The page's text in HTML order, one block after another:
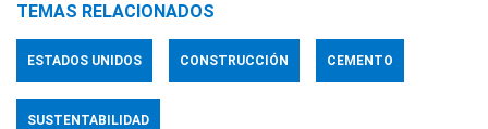
TEMAS RELACIONADOS
ESTADOS UNIDOS CONSTRUCCIÓN CEMENTO
SUSTENTABILIDAD